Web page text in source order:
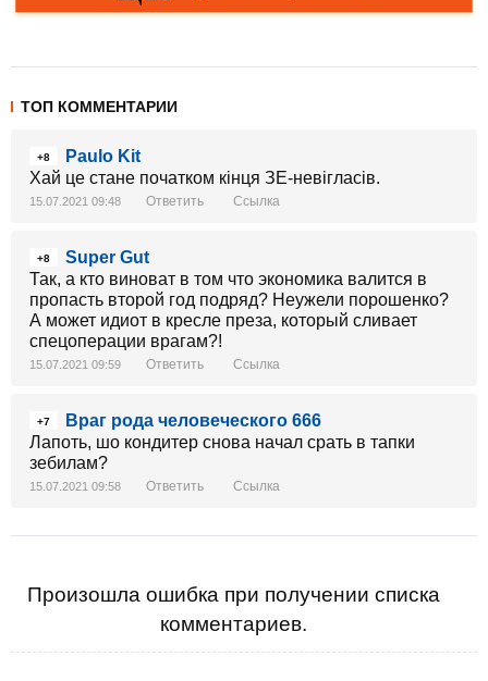
ТОП КОММЕНТАРИИ
+8
Paulo Kit
Хай це стане початком кінця ЗЕ-невігласів.
15.07.2021 09:48 Ответить Ссылка
+8
Super Gut
Так, а кто виноват в том что экономика валится в
пропасть второй год подряд? Неужели порошенко?
А может идиот в кресле преза, который сливает
спецоперации врагам?!
15.07.2021 09:59 Ответить Ссылка
+7
Враг рода человеческого 666
Лапоть, шо кондитер снова начал срать в тапки
зебилам?
15.07.2021 09:58 Ответить Ссылка
Произошла ошибка при получении списка
комментариев.